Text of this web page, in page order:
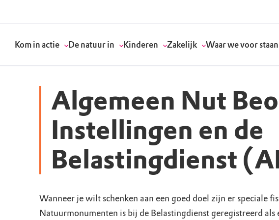
Kom in actie
Word lid
Word vrijwilliger
Werken bij
De natuur in
Agenda
Natuurgebieden
Bezoekerscentra
Kinderen
Speelnatuur
Verjaardagsfeestjes
Speeltips
Zakelijk
Geef een bedrijfsdonatie
Strategisch partnerschap
Vergaderen in de natuur
Onze partners & supporters
Waar we voor staan
Standpunten
Actuele thema's
Wat wij doen
Algemeen Nut
Instellingen en de
Belastingdienst
Wanneer je wilt schenken aan een goed doel zijn er speciale
Natuurmonumenten is bij de Belastingdienst geregistreerd als